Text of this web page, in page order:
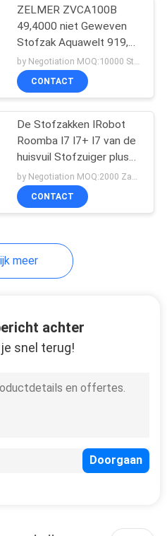
ZELMER ZVCA100B
49,4000 niet Geweven
Stofzak Aquawelt 919,0
St ZVC752 Aquos
by Negotiation MOQ:10000 Stuk/Stukken
CONTACT
De Stofzakken IRobot
Roomba I7 I7+ I7 van de
huisvuil Stofzuiger plus
S9 S9+ E5 E6 E7
by Negotiation MOQ:2000 Zak/Zakken
CONTACT
meer
achter
snel terug!